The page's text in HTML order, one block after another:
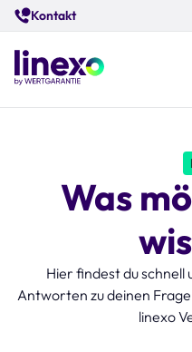
Skip
to
main
content
Kontakt
Was
Hier findest du schnell
Antworten zu deinen
linexo